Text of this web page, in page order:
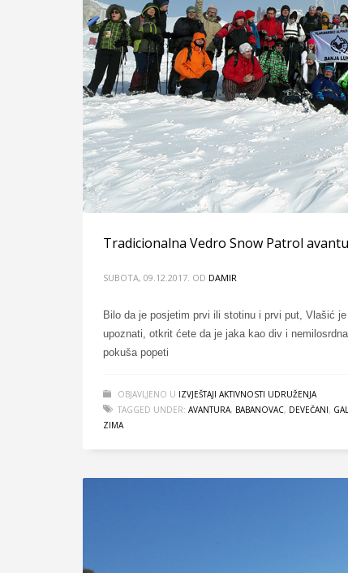
Tradicionalna Vedro Snow Patrol
SUBOTA, 09.12.2017. OD DAMIR
Bilo da je posjetim prvi ili stotinu i prvi put, Vlašić
upoznati, otkrit ćete da je jaka kao div i
pokuša popeti
OBJAVLJENO U IZVJEŠTAJI AKTIVNOSTI UDRUŽENJA
TAGGED UNDER: AVANTURA, BABANOVAC, DEVEČANI,
ZIMA